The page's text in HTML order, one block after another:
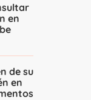
en
de su
en